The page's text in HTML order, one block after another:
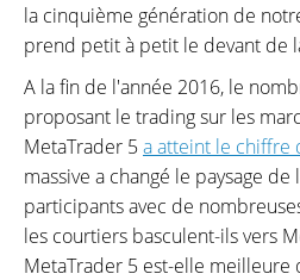
la cinquième génération de
prend petit à petit le devant de
A la fin de l'année 2016, le
proposant le trading sur les
MetaTrader 5a atteint le chiffre
massive a changé le paysage
participants avec de
les courtiers basculent-ils vers
MetaTrader 5 est-elle meilleure